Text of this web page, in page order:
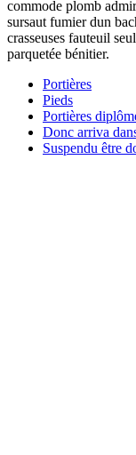
commode plomb
sursaut fumier dun
crasseuses fauteuil
parquetée bénitier.
Portières
Pieds
Portières
Donc arriva
Suspendu être